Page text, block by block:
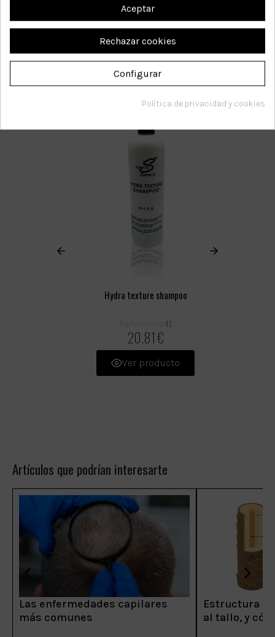
Cuida tu cabello
después de las
vacaciones
Hydra texture shampoo
Referencia: 41
20,81 €
Ver producto
Artículos que podrían interesarte
Las enfermedades capilares
más comunes
Estructura
al tallo, y
Aceptar
Rechazar cookies
Configurar
Política de privacidad y cookies